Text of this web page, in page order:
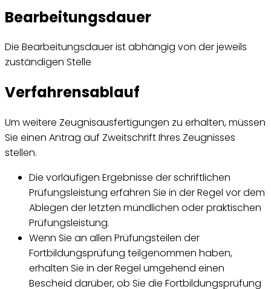
Bearbeitungsdauer
Die Bearbeitungsdauer ist abhängig von der jeweils
zuständigen Stelle
Verfahrensablauf
Um weitere Zeugnisausfertigungen zu erhalten, müssen
Sie einen Antrag auf Zweitschrift Ihres Zeugnisses
stellen.
Die vorläufigen Ergebnisse der schriftlichen
Prüfungsleistung erfahren Sie in der Regel vor dem
Ablegen der letzten mündlichen oder praktischen
Prüfungsleistung.
Wenn Sie an allen Prüfungsteilen der
Fortbildungsprüfung teilgenommen haben,
erhalten Sie in der Regel umgehend einen
Bescheid darüber, ob Sie die Fortbildungsprüfung